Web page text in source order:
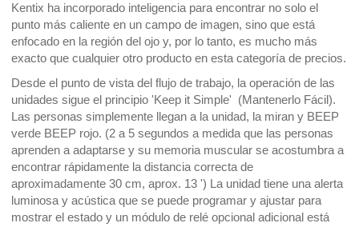
Kentix ha incorporado inteligencia para encontrar no solo el
punto más caliente en un campo de imagen, sino que está
enfocado en la región del ojo y, por lo tanto, es mucho más
exacto que cualquier otro producto en esta categoría de precios.
Desde el punto de vista del flujo de trabajo, la operación de las
unidades sigue el principio 'Keep it Simple'  (Mantenerlo Fácil).
Las personas simplemente llegan a la unidad, la miran y BEEP
verde BEEP rojo. (2 a 5 segundos a medida que las personas
aprenden a adaptarse y su memoria muscular se acostumbra a
encontrar rápidamente la distancia correcta de
aproximadamente 30 cm, aprox. 13 ') La unidad tiene una alerta
luminosa y acústica que se puede programar y ajustar para
mostrar el estado y un módulo de relé opcional adicional está